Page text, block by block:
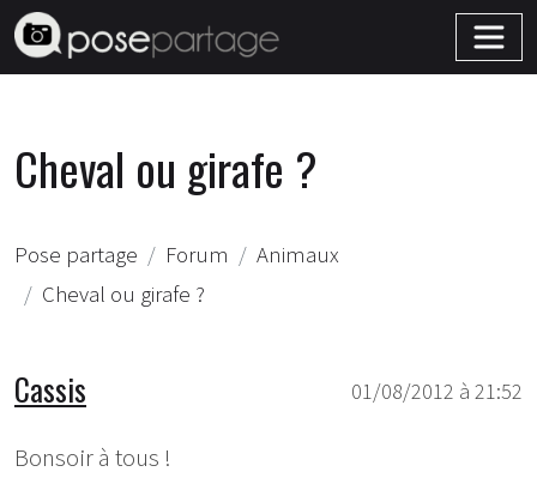
Cheval ou girafe ?
Pose partage Forum
Animaux
Cheval ou girafe ?
01/08/2012 à 21:52
Cassis
Bonsoir à tous !